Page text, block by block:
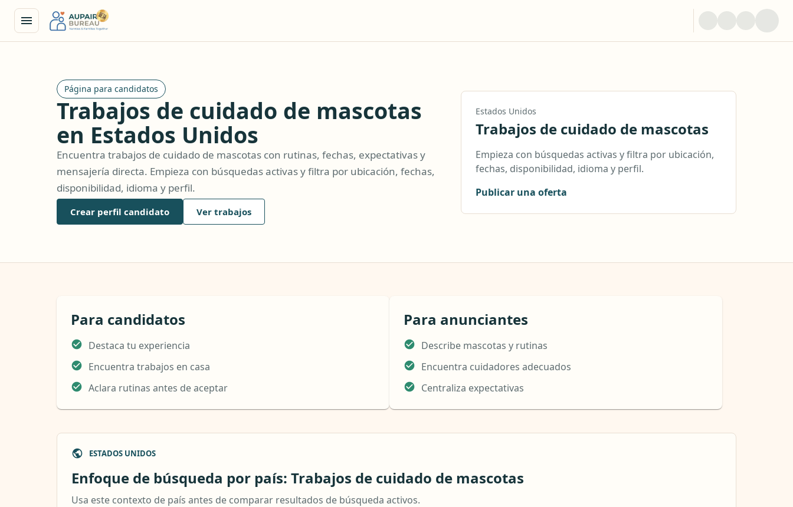
Página para candidatos
Trabajos de cuidado de mascotas
en Estados Unidos
Encuentra trabajos de cuidado de mascotas con rutinas, fechas, expectativas y
mensajería directa. Empieza con búsquedas activas y filtra por ubicación, fechas,
disponibilidad, idioma y perfil.
Crear perfil candidato Ver trabajos
Estados Unidos
Trabajos de cuidado de mascotas
Empieza con búsquedas activas y filtra por ubicación,
fechas, disponibilidad, idioma y perfil.
Publicar una oferta
Para candidatos
Destaca tu experiencia
Encuentra trabajos en casa
Aclara rutinas antes de aceptar
Para anunciantes
Describe mascotas y rutinas
Encuentra cuidadores adecuados
Centraliza expectativas
ESTADOS UNIDOS
Enfoque de búsqueda por país: Trabajos de cuidado de mascotas
Usa este contexto de país antes de comparar resultados de búsqueda activos.